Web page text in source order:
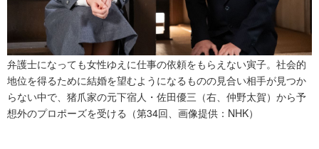
弁護士になっても女性ゆえに仕事の依頼をもらえない寅子。社会的
地位を得るために結婚を望むようになるものの見合い相手が見つか
らない中で、猪爪家の元下宿人・佐田優三（右、仲野太賀）から予
想外のプロポーズを受ける（第34回、画像提供：NHK）